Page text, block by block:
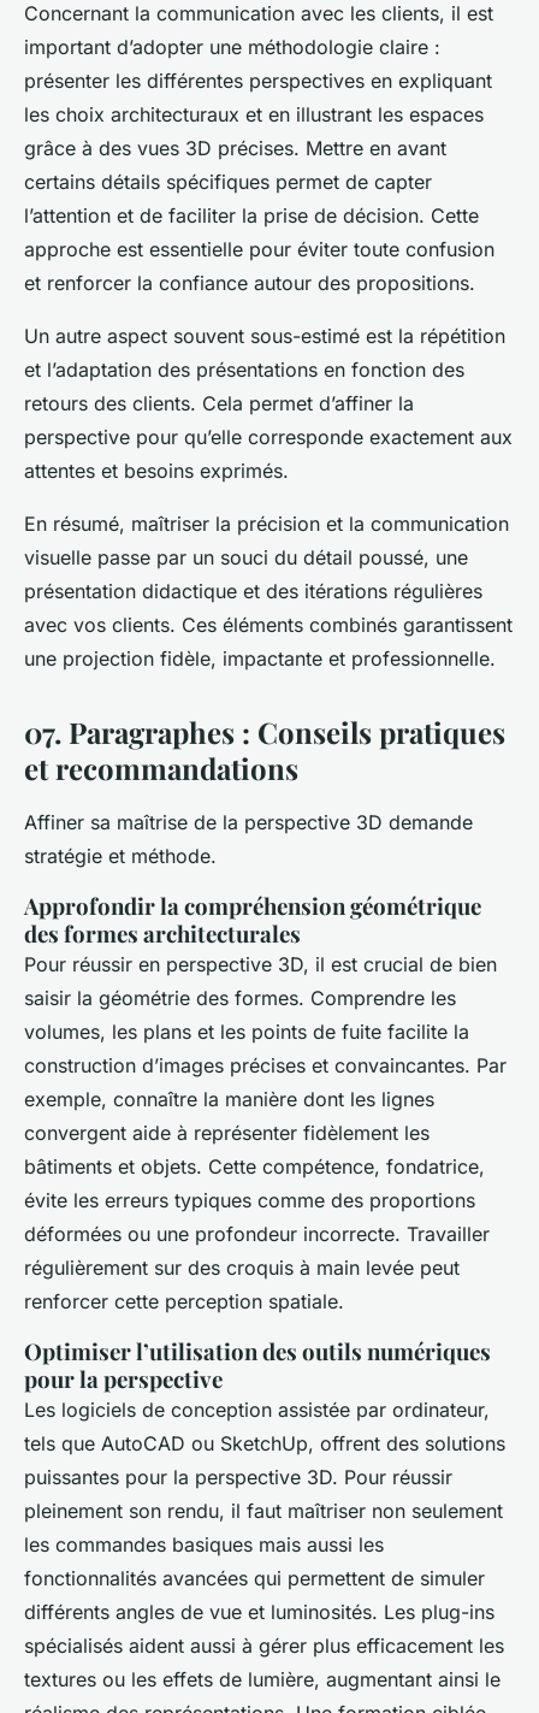
Concernant la communication avec les clients, il est
important d’adopter une méthodologie claire :
présenter les différentes perspectives en expliquant
les choix architecturaux et en illustrant les espaces
grâce à des vues 3D précises. Mettre en avant
certains détails spécifiques permet de capter
l’attention et de faciliter la prise de décision. Cette
approche est essentielle pour éviter toute confusion
et renforcer la confiance autour des propositions.
Un autre aspect souvent sous-estimé est la répétition
et l’adaptation des présentations en fonction des
retours des clients. Cela permet d’affiner la
perspective pour qu’elle corresponde exactement aux
attentes et besoins exprimés.
En résumé, maîtriser la précision et la communication
visuelle passe par un souci du détail poussé, une
présentation didactique et des itérations régulières
avec vos clients. Ces éléments combinés garantissent
une projection fidèle, impactante et professionnelle.
07. Paragraphes : Conseils pratiques
et recommandations
Affiner sa maîtrise de la perspective 3D demande
stratégie et méthode.
Approfondir la compréhension géométrique
des formes architecturales
Pour réussir en perspective 3D, il est crucial de bien
saisir la géométrie des formes. Comprendre les
volumes, les plans et les points de fuite facilite la
construction d’images précises et convaincantes. Par
exemple, connaître la manière dont les lignes
convergent aide à représenter fidèlement les
bâtiments et objets. Cette compétence, fondatrice,
évite les erreurs typiques comme des proportions
déformées ou une profondeur incorrecte. Travailler
régulièrement sur des croquis à main levée peut
renforcer cette perception spatiale.
Optimiser l’utilisation des outils numériques
pour la perspective
Les logiciels de conception assistée par ordinateur,
tels que AutoCAD ou SketchUp, offrent des solutions
puissantes pour la perspective 3D. Pour réussir
pleinement son rendu, il faut maîtriser non seulement
les commandes basiques mais aussi les
fonctionnalités avancées qui permettent de simuler
différents angles de vue et luminosités. Les plug-ins
spécialisés aident aussi à gérer plus efficacement les
textures ou les effets de lumière, augmentant ainsi le